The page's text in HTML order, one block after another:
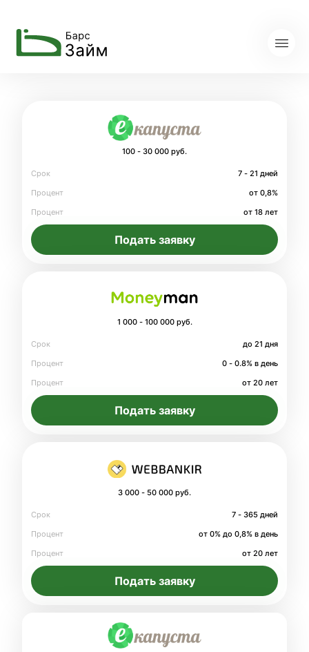
100 - 30 000 руб.
Срок
7 - 21 дней
Процент
от 0,8%
Процент
от 18 лет
Подать заявку
1 000 - 100 000 руб.
Срок
до 21 дня
Процент
0 - 0.8% в день
Процент
от 20 лет
Подать заявку
3 000 - 50 000 руб.
Срок
7 - 365 дней
Процент
от 0% до 0,8% в день
Процент
от 20 лет
Подать заявку